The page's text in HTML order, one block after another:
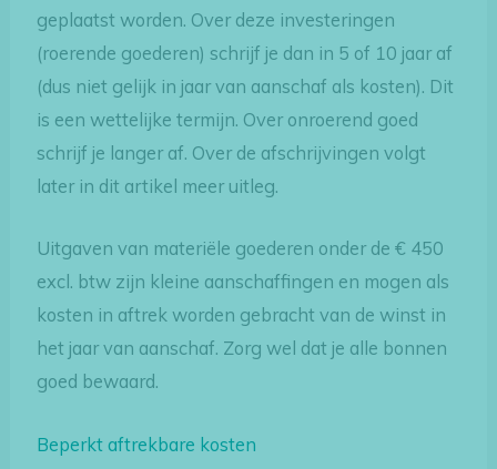
geplaatst worden. Over deze investeringen
(roerende goederen) schrijf je dan in 5 of 10 jaar af
(dus niet gelijk in jaar van aanschaf als kosten). Dit
is een wettelijke termijn. Over onroerend goed
schrijf je langer af. Over de afschrijvingen volgt
later in dit artikel meer uitleg.
Uitgaven van materiële goederen onder de € 450
excl. btw zijn kleine aanschaffingen en mogen als
kosten in aftrek worden gebracht van de winst in
het jaar van aanschaf. Zorg wel dat je alle bonnen
goed bewaard.
Beperkt aftrekbare kosten